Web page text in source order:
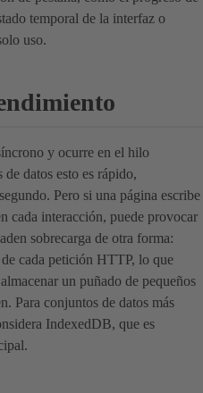
temporal de la interfaz o
uso.
y ocurre en el hilo
datos esto es rápido,
Pero si una página escribe
cada interacción, puede provocar
sobrecarga de otra forma:
cada petición HTTP, lo que
un puñado de pequeños
Para conjuntos de datos más
IndexedDB, que es